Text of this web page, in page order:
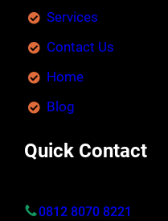
Services
Contact Us
Home
Blog
Quick Contact
0812 8070 8221